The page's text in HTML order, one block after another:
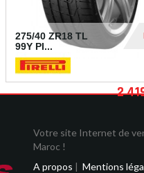
275/40 ZR18 TL
99Y PI...
2
Votre site Internet de
Maroc !
A propos | Mentions